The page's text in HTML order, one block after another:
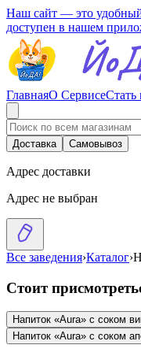
Наш сайт — это
доступен в нашем
ГлавнаяО СервисеСтать
Доставка Самовывоз
Адрес доставки
Адрес не выбран
Все заведения›Каталог›
Стоит
Напиток «Aura» с соком
Напиток «Aura» с соком